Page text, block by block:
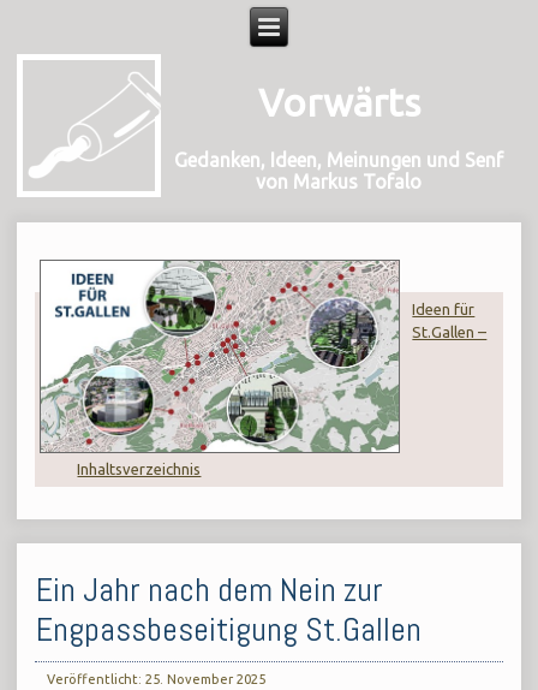
Vorwärts
Gedanken, Ideen, Meinungen und Senf
von Markus Tofalo
Ideen für
St.Gallen –
Inhaltsverzeichnis
Ein Jahr nach dem Nein zur
Engpassbeseitigung St.Gallen
Veröffentlicht: 25. November 2025